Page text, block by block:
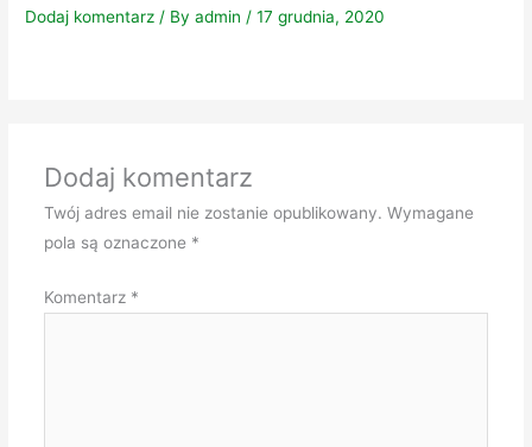
Dodaj komentarz / Byadmin/17 grudnia, 2020
Dodaj komentarz
Twój adres email nie zostanie opublikowany. Wymagane
pola są oznaczone *
Komentarz *